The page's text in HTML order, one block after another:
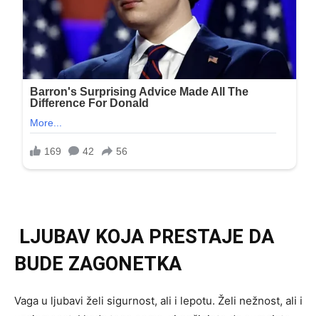
LJUBAV KOJA PRESTAJE DA
BUDE ZAGONETKA
Vaga u ljubavi želi sigurnost, ali i lepotu. Želi nežnost, ali i